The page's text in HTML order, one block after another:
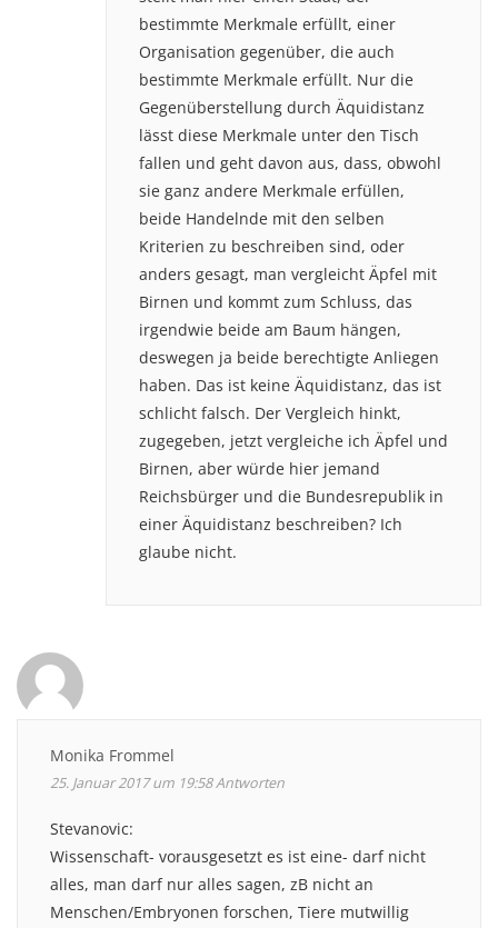
bestimmte Merkmale erfüllt, einer
Organisation gegenüber, die auch
bestimmte Merkmale erfüllt. Nur die
Gegenüberstellung durch Äquidistanz
lässt diese Merkmale unter den Tisch
fallen und geht davon aus, dass, obwohl
sie ganz andere Merkmale erfüllen,
beide Handelnde mit den selben
Kriterien zu beschreiben sind, oder
anders gesagt, man vergleicht Äpfel mit
Birnen und kommt zum Schluss, das
irgendwie beide am Baum hängen,
deswegen ja beide berechtigte Anliegen
haben. Das ist keine Äquidistanz, das ist
schlicht falsch. Der Vergleich hinkt,
zugegeben, jetzt vergleiche ich Äpfel und
Birnen, aber würde hier jemand
Reichsbürger und die Bundesrepublik in
einer Äquidistanz beschreiben? Ich
glaube nicht.
Monika Frommel
25. Januar 2017 um 19:58Antworten
Stevanovic:
Wissenschaft- vorausgesetzt es ist eine- darf nicht
alles, man darf nur alles sagen, zB nicht an
Menschen/Embryonen forschen, Tiere mutwillig